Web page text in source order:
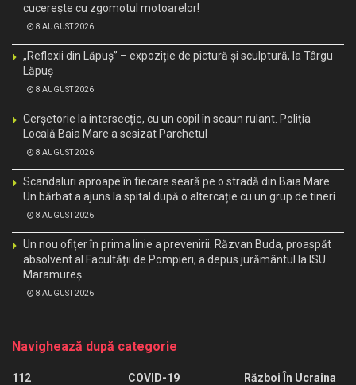
cucerește cu zgomotul motoarelor!
8 AUGUST 2026
„Reflexii din Lăpuș” – expoziție de pictură și sculptură, la Târgu
Lăpuș
8 AUGUST 2026
Cerșetorie la intersecție, cu un copil în scaun rulant. Poliția
Locală Baia Mare a sesizat Parchetul
8 AUGUST 2026
Scandaluri aproape în fiecare seară pe o stradă din Baia Mare.
Un bărbat a ajuns la spital după o altercație cu un grup de tineri
8 AUGUST 2026
Un nou ofițer în prima linie a prevenirii. Răzvan Buda, proaspăt
absolvent al Facultății de Pompieri, a depus jurământul la ISU
Maramureș
8 AUGUST 2026
Navighează după categorie
112
COVID-19
Război În Ucraina